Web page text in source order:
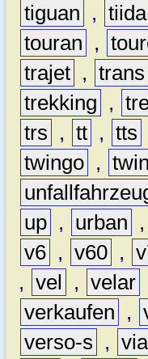
tiguan
, tiida
touran
,
trajet , trans
trekking
,
trs
, tt , tts
twingo ,
up , urban ,
v6 , v60 ,
, vel , velar
verkaufen
,
verso-s
,